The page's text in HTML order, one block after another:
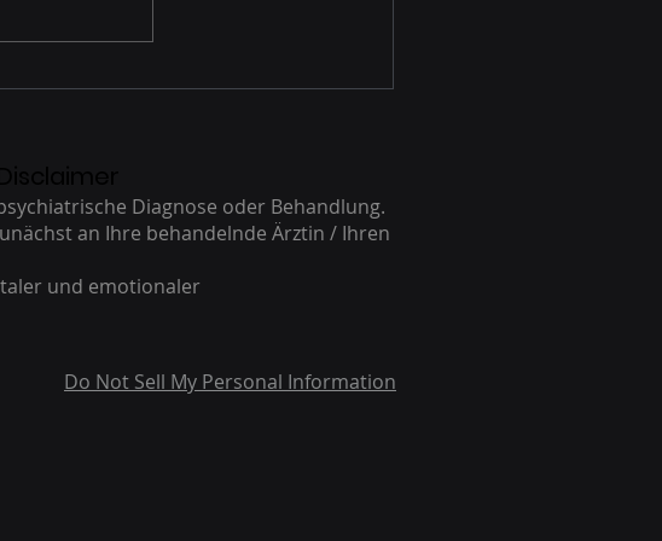
Diagnose oder Behandlung.
an Ihre behandelnde Ärztin / Ihren
und emotionaler
Do Not Sell My Personal Information